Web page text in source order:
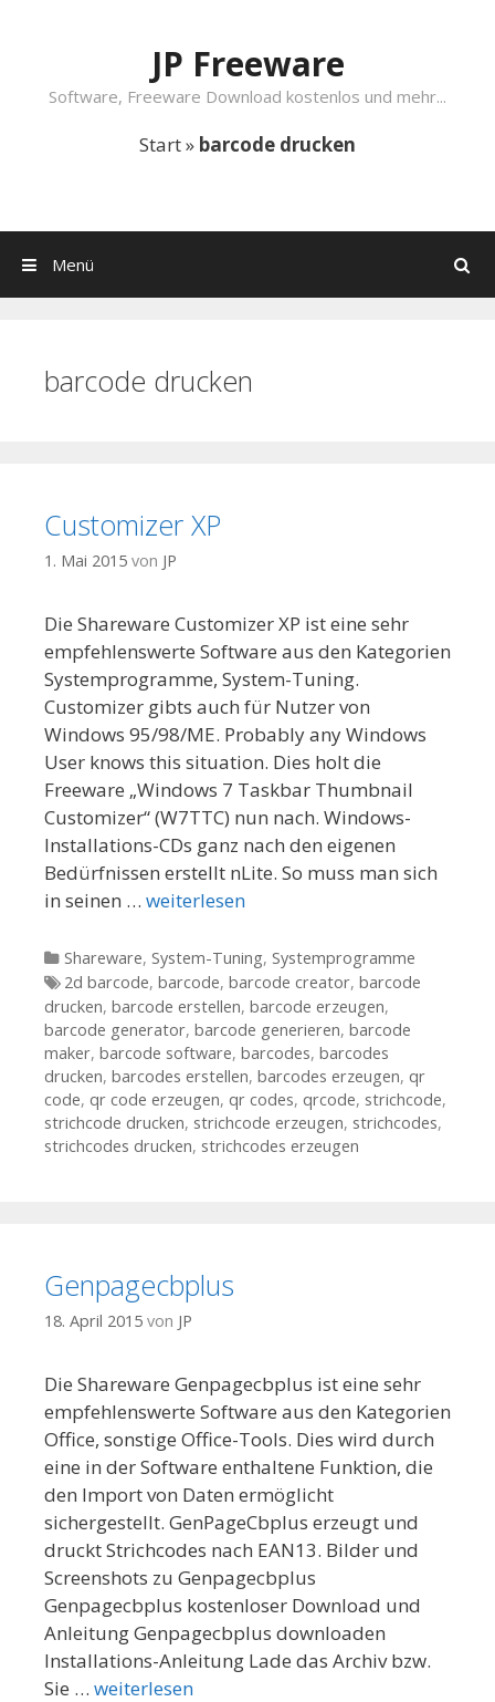
JP Freeware
Software, Freeware Download kostenlos und mehr...
Start» barcode drucken
Suchen
Menü
barcode drucken
Customizer XP
1. Mai 2015 von JP
Die Shareware Customizer XP ist eine sehr
empfehlenswerte Software aus den Kategorien
Systemprogramme, System-Tuning.
Customizer gibts auch für Nutzer von
Windows 95/98/ME. Probably any Windows
User knows this situation. Dies holt die
Freeware „Windows 7 Taskbar Thumbnail
Customizer“ (W7TTC) nun nach. Windows-
Installations-CDs ganz nach den eigenen
Bedürfnissen erstellt nLite. So muss man sich
in seinen … weiterlesen
Kategorien
Shareware, System-Tuning, Systemprogramme
Tags
2d barcode, barcode, barcode creator, barcode
drucken, barcode erstellen, barcode erzeugen,
barcode generator, barcode generieren, barcode
maker, barcode software, barcodes, barcodes
drucken, barcodes erstellen, barcodes erzeugen, qr
code, qr code erzeugen, qr codes, qrcode, strichcode,
strichcode drucken, strichcode erzeugen, strichcodes,
strichcodes drucken, strichcodes erzeugen
Genpagecbplus
18. April 2015 von JP
Die Shareware Genpagecbplus ist eine sehr
empfehlenswerte Software aus den Kategorien
Office, sonstige Office-Tools. Dies wird durch
eine in der Software enthaltene Funktion, die
den Import von Daten ermöglicht
sichergestellt. GenPageCbplus erzeugt und
druckt Strichcodes nach EAN13. Bilder und
Screenshots zu Genpagecbplus
Genpagecbplus kostenloser Download und
Anleitung Genpagecbplus downloaden
Installations-Anleitung Lade das Archiv bzw.
Sie … weiterlesen